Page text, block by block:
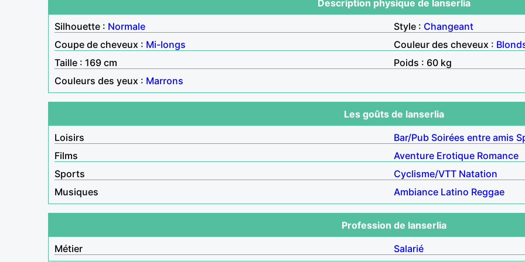
Description physique de lanserlia
Silhouette : Normale Style : Changeant
Coupe de cheveux : Mi-longs Couleur des cheveux :
Taille : 169 cm
Poids : 60 kg
Couleurs des yeux : Marrons
Les goûts de lanserlia
Loisirs
Bar/Pub Soirées entre amis
Films
Aventure Erotique Romance
Sports
Cyclisme/VTT Natation
Musiques
Ambiance Latino Reggae
Profession de lanserlia
Métier
Salarié